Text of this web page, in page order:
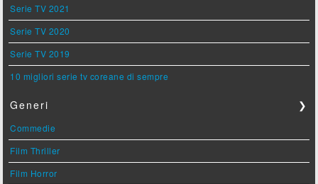
Serie TV 2021
Serie TV 2020
Serie TV 2019
10 migliori serie tv coreane di sempre
Generi ❯
Commedie
Film Thriller
Film Horror